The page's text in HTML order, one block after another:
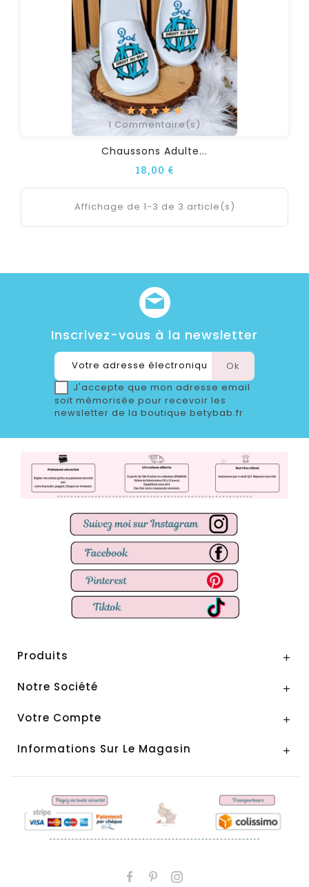
1 Commentaire(s)
Chaussons Adulte...
18,00 €
Affichage de 1-3 de 3 article(s)
Inscrivez-vous à la newsletter
J'accepte que mon adresse email
soit mémorisée pour recevoir les
newsletter de la boutique betybab.fr
Produits 
Notre Société 
Votre Compte 
Informations Sur Le Magasin 